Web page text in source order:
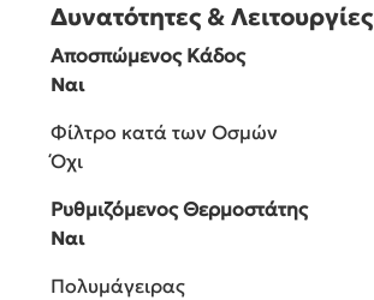
Δυνατότητες & Λειτουργίες
Αποσπώμενος Κάδος
Ναι
Φίλτρο κατά των Οσμών
Όχι
Ρυθμιζόμενος Θερμοστάτης
Ναι
Πολυμάγειρας